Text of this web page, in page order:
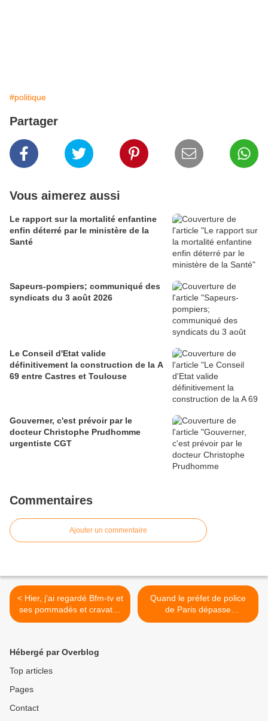
#politique
Partager
Vous aimerez aussi
Le rapport sur la mortalité enfantine
enfin déterré par le ministère de la
Santé
Sapeurs-pompiers; communiqué des
syndicats du 3 août 2026
Le Conseil d'Etat valide
définitivement la construction de la A
69 entre Castres et Toulouse
Gouverner, c'est prévoir par le
docteur Christophe Prudhomme
urgentiste CGT
Commentaires
Ajouter un commentaire
< Hier, j'ai regardé Bfm-tv et
ses pommadés et cravatés
de service
Quand le préfet de police
de Paris dépasse
gravement la ligne blanche
Hébergé par Overblog
Top articles
Pages
Contact